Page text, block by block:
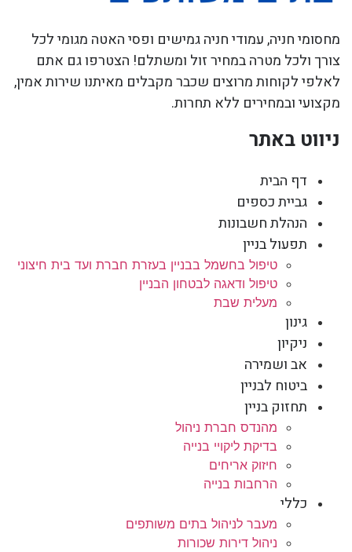
מחסומי חניה, עמודי חניה גמישים ופסי האטה מגומי לכל
צורך ולכל מטרה במחיר זול ומשתלם! הצטרפו גם אתם
לאלפי לקוחות מרוצים שכבר מקבלים מאיתנו שירות אמין,
מקצועי ובמחירים ללא תחרות.
ניווט באתר
דף הבית
גביית כספים
הנהלת חשבונות
תפעול בניין
טיפול בחשמל בבניין בעזרת חברת ועד בית חיצוני
טיפול ודאגה לבטחון הבניין
מעלית שבת
גינון
ניקיון
אב ושמירה
ביטוח לבניין
תחזוק בניין
מהנדס חברת ניהול
בדיקת ליקויי בנייה
חיזוק אריחים
הרחבות בנייה
כללי
מעבר לניהול בתים משותפים
ניהול דירות שכורות